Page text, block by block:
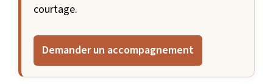
courtage.
Demander un accompagnement